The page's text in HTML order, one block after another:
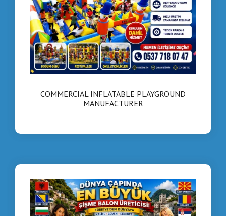
COMMERCIAL INFLATABLE PLAYGROUND
MANUFACTURER